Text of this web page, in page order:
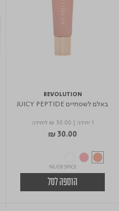
REVOLUTION
באלם לשפתיים JUICY PEPTIDE
1 יחידה ₪ 30.00 ליחידה
₪ 30.00
NUDE SPICE
הוספה לסל